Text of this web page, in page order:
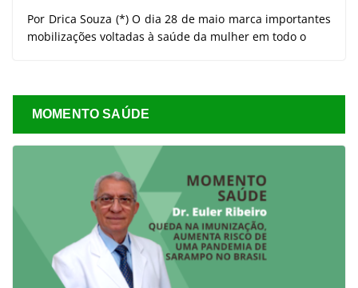
Por Drica Souza (*) O dia 28 de maio marca importantes
mobilizações voltadas à saúde da mulher em todo o
MOMENTO SAÚDE